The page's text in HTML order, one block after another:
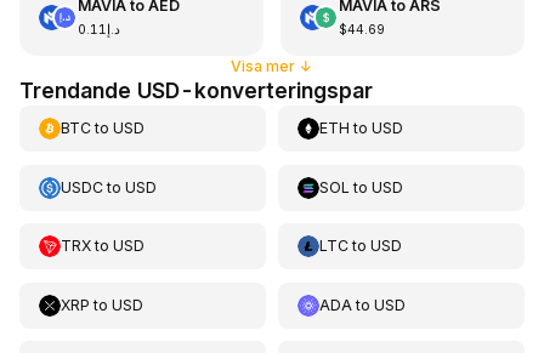
MAVIAto AED
د.إ0.11
MAVIAto ARS
$44.69
Visa mer ↓
Trendande USD-konverteringspar
BTCto USD ETH toUSD
USDCto USD SOL toUSD
TRXto USD LTCtoUSD
XRP to USD ADA toUSD